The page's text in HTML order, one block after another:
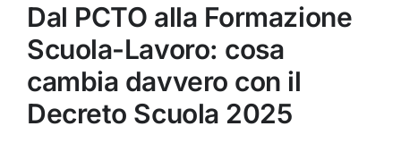
Dal PCTO alla Formazione
Scuola-Lavoro: cosa
cambia davvero con il
Decreto Scuola 2025